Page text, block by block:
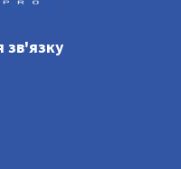
зв'язку